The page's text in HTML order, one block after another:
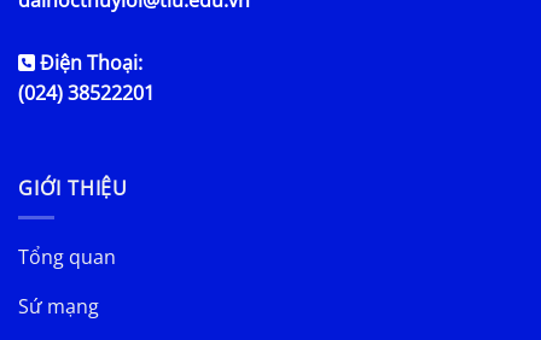
Điện Thoại:
(024) 38522201
GIỚI THIỆU
Tổng quan
Sứ mạng